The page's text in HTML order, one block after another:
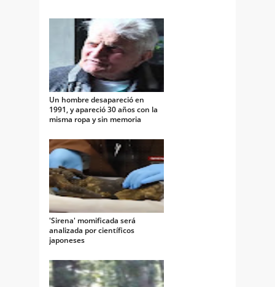
Un hombre desapareció en
1991, y apareció 30 años con la
misma ropa y sin memoria
'Sirena' momificada será
analizada por científicos
japoneses